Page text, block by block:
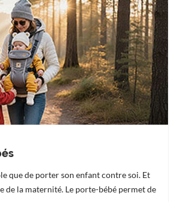
que de porter son enfant contre soi. Et
de la maternité. Le porte-bébé permet de